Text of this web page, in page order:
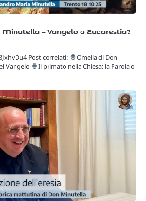
– Vangelo o Eucarestia?
Post correlati:
Omelia di Don
Vangelo
Il primato nella Chiesa: la Parola o